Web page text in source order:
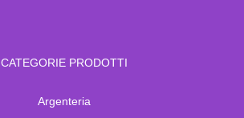
CATEGORIE PRODOTTI
Argenteria